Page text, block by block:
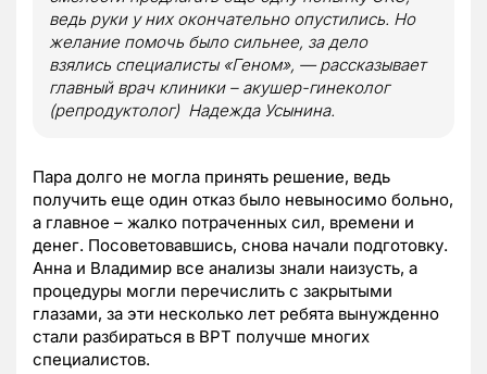
ведь руки у них окончательно опустились. Но
желание помочь было сильнее, за дело
взялись специалисты «Геном», — рассказывает
главный врач клиники – акушер-гинеколог
(репродуктолог) Надежда Усынина.
Пара долго не могла принять решение, ведь
получить еще один отказ было невыносимо больно,
а главное – жалко потраченных сил, времени и
денег. Посоветовавшись, снова начали подготовку.
Анна и Владимир все анализы знали наизусть, а
процедуры могли перечислить с закрытыми
глазами, за эти несколько лет ребята вынужденно
стали разбираться в ВРТ получше многих
специалистов.